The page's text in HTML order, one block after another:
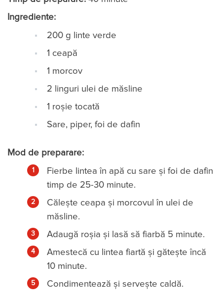
Ingrediente:
200 g linte verde
1 ceapă
1 morcov
2 linguri ulei de măsline
1 roșie tocată
Sare, piper, foi de dafin
Mod de preparare:
Fierbe lintea în apă cu sare și foi de dafin
timp de 25-30 minute.
Călește ceapa și morcovul în ulei de
măsline.
Adaugă roșia și lasă să fiarbă 5 minute.
Amestecă cu lintea fiartă și gătește încă
10 minute.
Condimentează și servește caldă.